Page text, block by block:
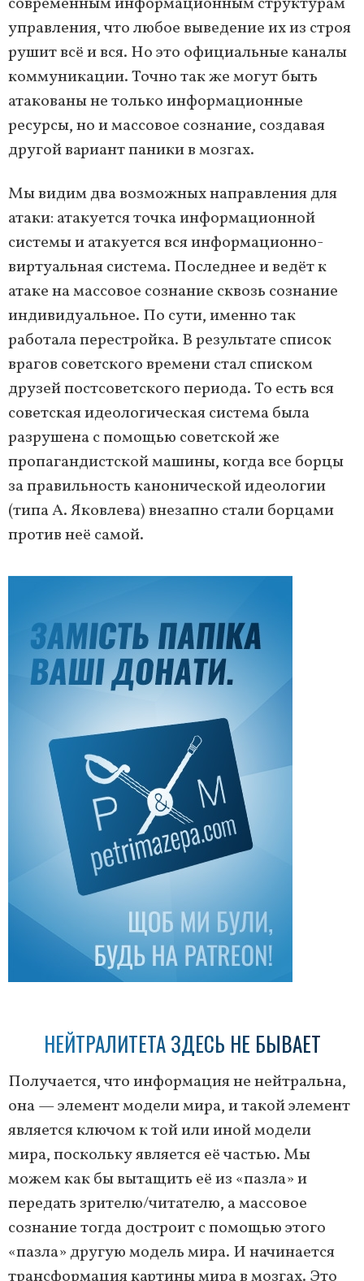
управления, что любое выведение их из строя
рушит всё и вся. Но это официальные каналы
коммуникации. Точно так же могут быть
атакованы не только информационные
ресурсы, но и массовое сознание, создавая
другой вариант паники в мозгах.
Мы видим два возможных направления для
атаки: атакуется точка информационной
системы и атакуется вся информационно-
виртуальная система. Последнее и ведёт к
атаке на массовое сознание сквозь сознание
индивидуальное. По сути, именно так
работала перестройка. В результате список
врагов советского времени стал списком
друзей постсоветского периода. То есть вся
советская идеологическая система была
разрушена с помощью советской же
пропагандистской машины, когда все борцы
за правильность канонической идеологии
(типа А. Яковлева) внезапно стали борцами
против неё самой.
НЕЙТРАЛИТЕТА ЗДЕСЬ НЕ БЫВАЕТ
Получается, что информация не нейтральна,
она — элемент модели мира, и такой элемент
является ключом к той или иной модели
мира, поскольку является её частью. Мы
можем как бы вытащить её из «пазла» и
передать зрителю/читателю, а массовое
сознание тогда достроит с помощью этого
«пазла» другую модель мира. И начинается